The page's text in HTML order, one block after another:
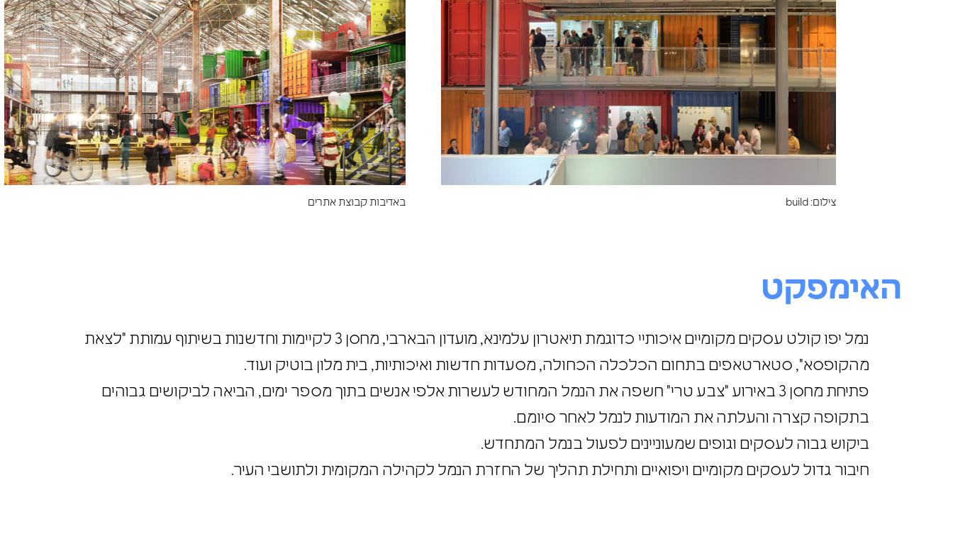
צילום: build באדיבות קבוצת אתרים
האימפקט
נמל יפו קולט עסקים מקומיים איכותיי כדוגמת תיאטרון עלמינא, מועדון הבארבי, מחסן 3 לקיימות וחדשנות בשיתוף עמותת "לצאת
מהקופסא", סטארטאפים בתחום הכלכלה הכחולה, מסעדות חדשות ואיכותיות, בית מלון בוטיק ועוד.
פתיחת מחסן 3 באירוע "צבע טרי" חשפה את הנמל המחודש לעשרות אלפי אנשים בתוך מספר ימים, הביאה לביקושים גבוהים
בתקופה קצרה והעלתה את המודעות לנמל לאחר סיומם.
ביקוש גבוה לעסקים וגופים שמעוניינים לפעול בנמל המתחדש.
חיבור גדול לעסקים מקומיים ויפואיים ותחילת תהליך של החזרת הנמל לקהילה המקומית ולתושבי העיר.